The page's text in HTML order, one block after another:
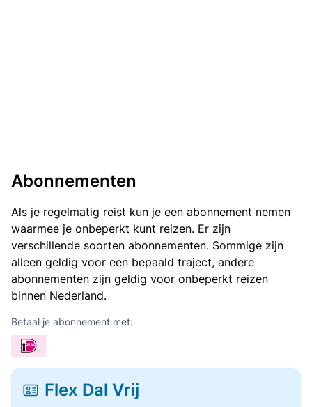
Abonnementen
Als je regelmatig reist kun je een abonnement nemen
waarmee je onbeperkt kunt reizen. Er zijn
verschillende soorten abonnementen. Sommige zijn
alleen geldig voor een bepaald traject, andere
abonnementen zijn geldig voor onbeperkt reizen
binnen Nederland.
Betaal je abonnement met:
Flex Dal Vrij